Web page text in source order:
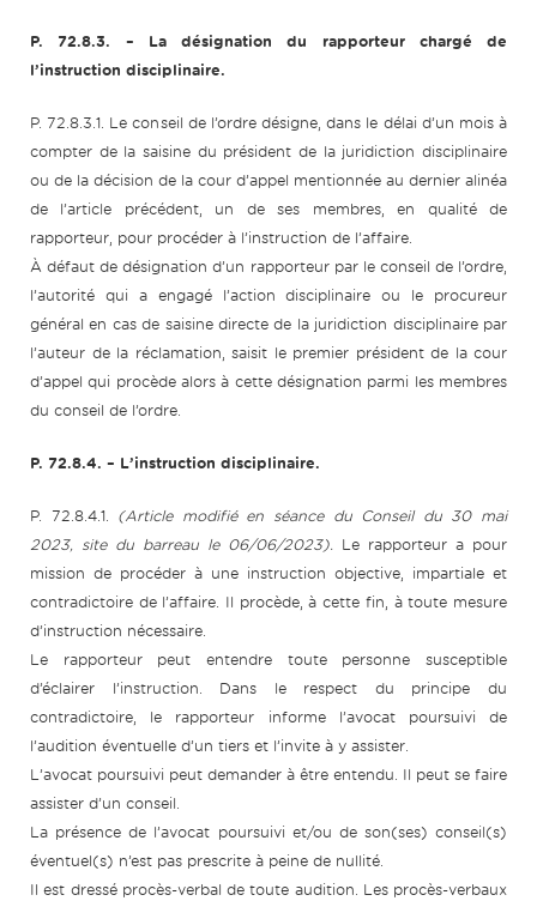
P. 72.8.3. – La désignation du rapporteur chargé de
l’instruction disciplinaire.
P. 72.8.3.1. Le conseil de l’ordre désigne, dans le délai d’un mois à
compter de la saisine du président de la juridiction disciplinaire
ou de la décision de la cour d’appel mentionnée au dernier alinéa
de l’article précédent, un de ses membres, en qualité de
rapporteur, pour procéder à l’instruction de l’affaire.
À défaut de désignation d’un rapporteur par le conseil de l’ordre,
l’autorité qui a engagé l’action disciplinaire ou le procureur
général en cas de saisine directe de la juridiction disciplinaire par
l’auteur de la réclamation, saisit le premier président de la cour
d’appel qui procède alors à cette désignation parmi les membres
du conseil de l’ordre.
P. 72.8.4. – L’instruction disciplinaire.
P. 72.8.4.1. (Article modifié en séance du Conseil du 30 mai
2023, site du barreau le 06/06/2023). Le rapporteur a pour
mission de procéder à une instruction objective, impartiale et
contradictoire de l’affaire. Il procède, à cette fin, à toute mesure
d’instruction nécessaire.
Le rapporteur peut entendre toute personne susceptible
d’éclairer l’instruction. Dans le respect du principe du
contradictoire, le rapporteur informe l’avocat poursuivi de
l’audition éventuelle d’un tiers et l’invite à y assister.
L’avocat poursuivi peut demander à être entendu. Il peut se faire
assister d’un conseil.
La présence de l’avocat poursuivi et/ou de son(ses) conseil(s)
éventuel(s) n’est pas prescrite à peine de nullité.
Il est dressé procès-verbal de toute audition. Les procès-verbaux